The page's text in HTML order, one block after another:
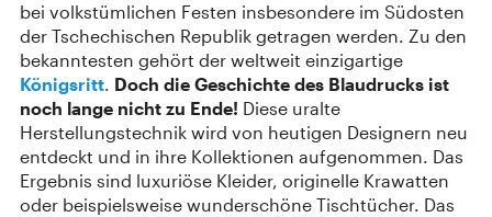
bei volkstümlichen Festen insbesondere im Südosten
der Tschechischen Republik getragen werden. Zu den
bekanntesten gehört der weltweit einzigartige
Königsritt. Doch die Geschichte des Blaudrucks ist
noch lange nicht zu Ende! Diese uralte
Herstellungstechnik wird von heutigen Designern neu
entdeckt und in ihre Kollektionen aufgenommen. Das
Ergebnis sind luxuriöse Kleider, originelle Krawatten
oder beispielsweise wunderschöne Tischtücher. Das